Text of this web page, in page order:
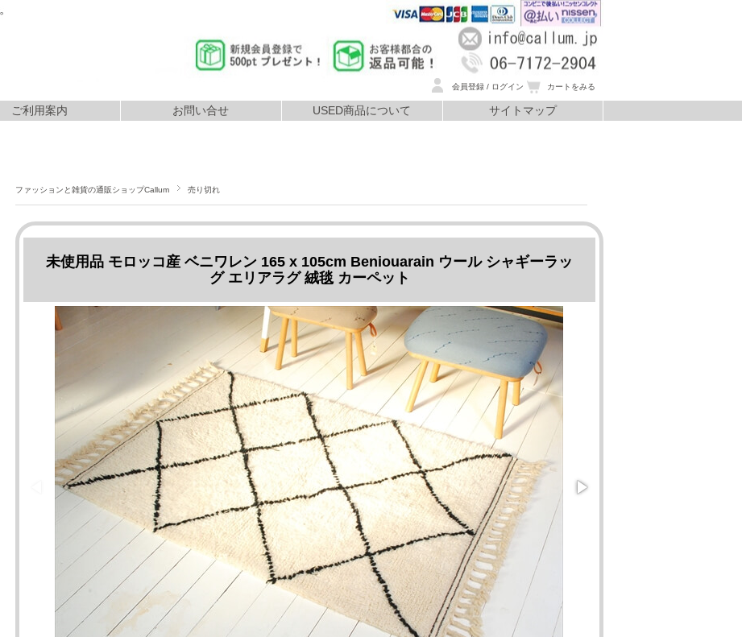
会員登録 / ログイン カートをみる
ご利用案内 お問い合せ USED商品について
サイトマップ
ファッションと雑貨の通販ショップCallum 売り切れ
未使用品 モロッコ産 ベニワレン 165 x 105cm Beniouarain ウール シャギーラッ
グ エリアラグ 絨毯 カーペット